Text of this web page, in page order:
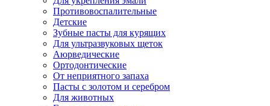
Противовоспалительные
Детские
Зубные пасты для курящих
Для ультразвуковых щеток
Аюрведические
Ортодонтические
От неприятного запаха
Пасты с золотом и серебром
Для животных